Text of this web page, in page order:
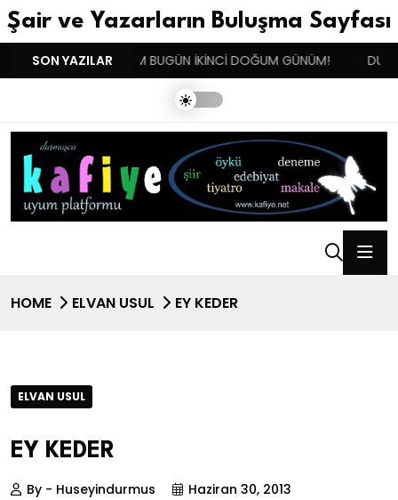
Şair ve Yazarların Buluşma Sayfası
SON YAZILAR
!!! BENIM BUGÜN İKİNCİ DOĞUM GÜNÜM!
HOME ELVAN USUL EY KEDER
ELVAN USUL
EY KEDER
By - Huseyindurmus
Haziran 30, 2013